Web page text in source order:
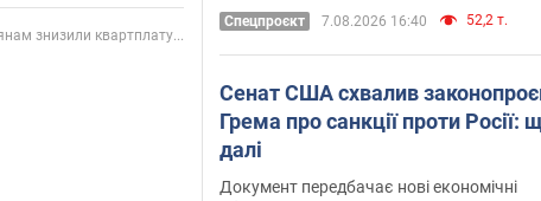
знизили квартплату...
Cпецпроєкт 7.08.2026 16:40 52,2 т.
Сенат США схвалив
Грема про санкції проти Росії:
далі
Документ передбачає нові економічні